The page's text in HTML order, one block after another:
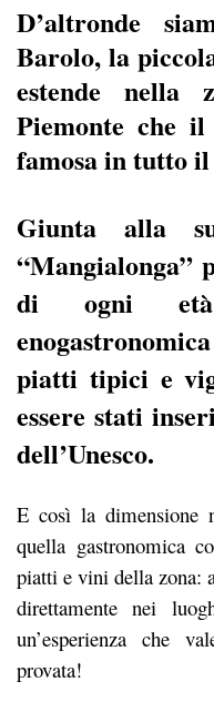
D’altronde
Barolo, la
estende nella
Piemonte che
famosa in tutto
Giunta alla
“Mangialonga”
di ogni età
piatti tipici e
essere stati
dell’Unesco.
E così la dimensione
quella gastronomica
piatti e vini della zona:
direttamente nei
un’esperienza che
provata!